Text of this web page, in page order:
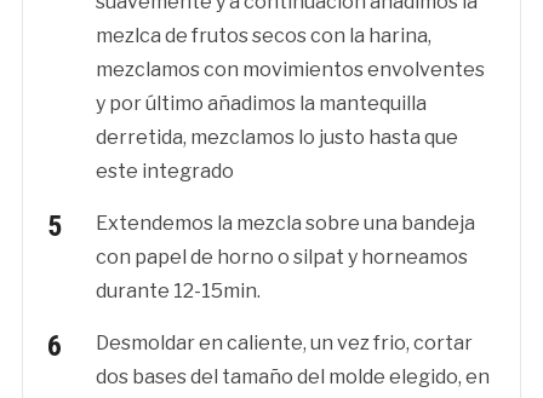
mezlca de frutos secos con la harina,
mezclamos con movimientos envolventes
y por último añadimos la mantequilla
derretida, mezclamos lo justo hasta que
este integrado
Extendemos la mezcla sobre una bandeja
con papel de horno o silpat y horneamos
durante 12-15min.
Desmoldar en caliente, un vez frio, cortar
dos bases del tamaño del molde elegido, en